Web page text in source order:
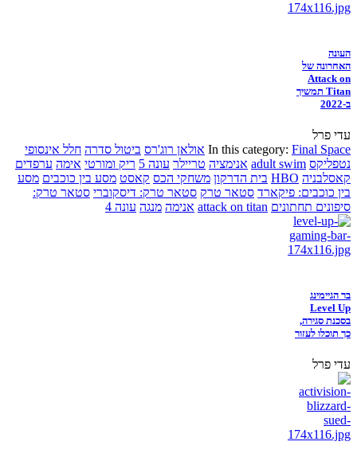
העונה
האחרונה של
Attack on
Titan תמשיך
ב-2022
עדי פרל
In this category: Final Space אולאן רוג'רס ביטול סדרה חלל אינסופי
נטפליקס adult swim אנימציה טריילר עונה 5 ריק ומורטי אימה ערפדים
קאסלבניה HBO בית הדרקון משחקי הכס קאסט מסע בין כוכבים מסע
בין כוכבים: פיקארד סטאר טרק סטאר טרק: דיסקוברי סטאר טרק:
סיפונים תחתונים attack on titan אנימה מנגה עונה 4
בר הגיימינג
Level Up
בסכנת סגירה,
כך תוכלו לעזור
עדי פרל